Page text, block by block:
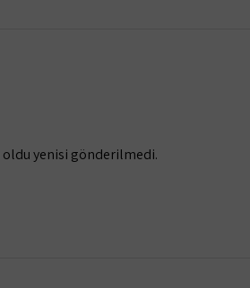
oldu yenisi gönderilmedi.